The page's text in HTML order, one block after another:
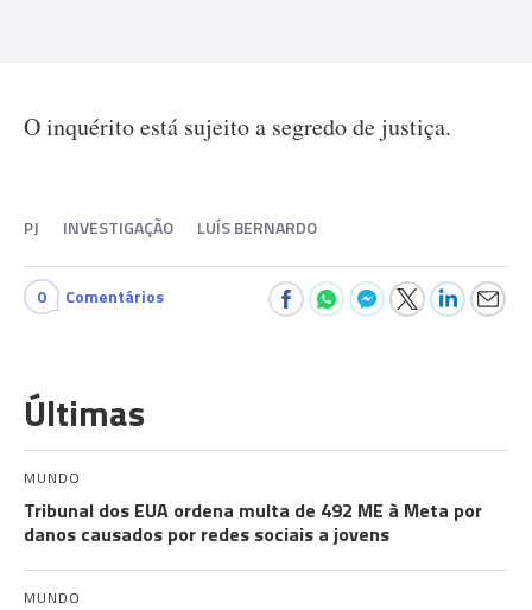
O inquérito está sujeito a segredo de justiça.
PJ INVESTIGAÇÃO LUÍS BERNARDO
0 Comentários
Últimas
MUNDO
Tribunal dos EUA ordena multa de 492 ME à Meta por
danos causados por redes sociais a jovens
MUNDO